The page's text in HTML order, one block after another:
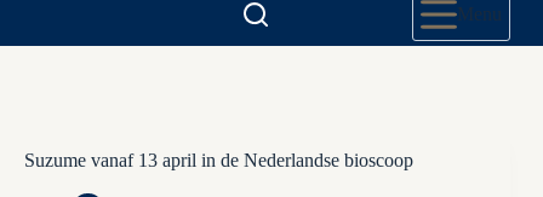
Menu
Suzume vanaf 13 april in de Nederlandse bioscoop